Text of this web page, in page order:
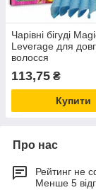
Чарівні бігуді
Leverage для
волосся
113,75 ₴
Купити
Про нас
Рейтинг не
Менше 5